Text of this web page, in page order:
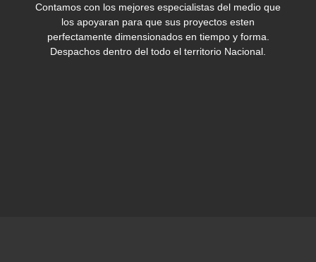
Contamos con los mejores especialistas del medio que
los apoyaran para que sus proyectos esten
perfectamente dimensionados en tiempo y forma.
Despachos dentro del todo el territorio Nacional.